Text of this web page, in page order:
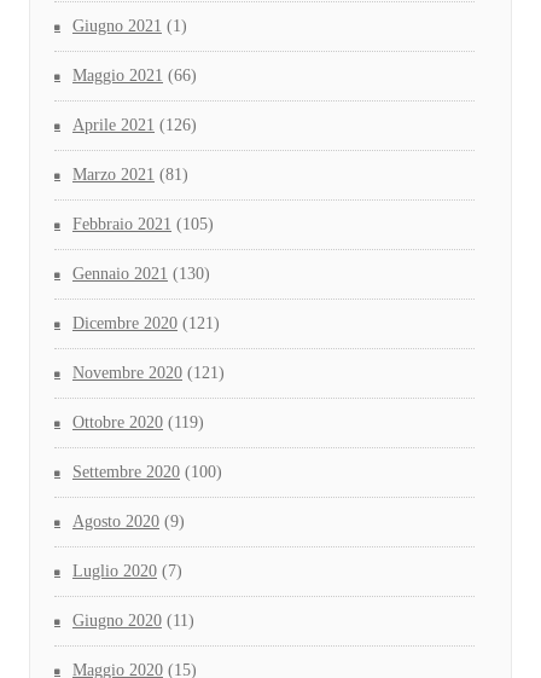
Giugno 2021 (1)
Maggio 2021 (66)
Aprile 2021 (126)
Marzo 2021 (81)
Febbraio 2021 (105)
Gennaio 2021 (130)
Dicembre 2020 (121)
Novembre 2020 (121)
Ottobre 2020 (119)
Settembre 2020 (100)
Agosto 2020 (9)
Luglio 2020 (7)
Giugno 2020 (11)
Maggio 2020 (15)